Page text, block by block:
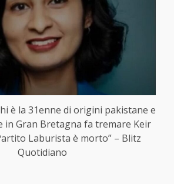
è la 31enne di origini pakistane e
in Gran Bretagna fa tremare Keir
Laburista è morto” – Blitz
Quotidiano